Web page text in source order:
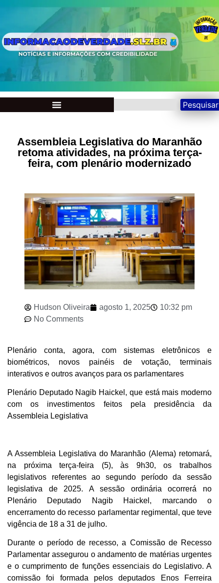
Pesquisar
Assembleia Legislativa do Maranhão
retoma atividades, na próxima terça-
feira, com plenário modernizado
Hudson Oliveira agosto 1, 2025
10:32 pm
No Comments
Plenário conta, agora, com sistemas eletrônicos e
biométricos, novos painéis de votação, terminais
interativos e outros avanços para os parlamentares
Plenário Deputado Nagib Haickel, que está mais moderno
com os investimentos feitos pela presidência da
Assembleia Legislativa
A Assembleia Legislativa do Maranhão (Alema) retomará,
na próxima terça-feira (5), às 9h30, os trabalhos
legislativos referentes ao segundo período da sessão
legislativa de 2025. A sessão ordinária ocorrerá no
Plenário Deputado Nagib Haickel, marcando o
encerramento do recesso parlamentar regimental, que teve
vigência de 18 a 31 de julho.
Durante o período de recesso, a Comissão de Recesso
Parlamentar assegurou o andamento de matérias urgentes
e o cumprimento de funções essenciais do Legislativo. A
comissão foi formada pelos deputados Enos Ferreira